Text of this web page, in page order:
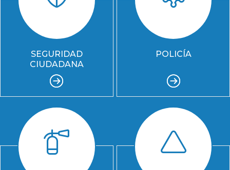
SEGURIDAD
CIUDADANA
POLICÍA